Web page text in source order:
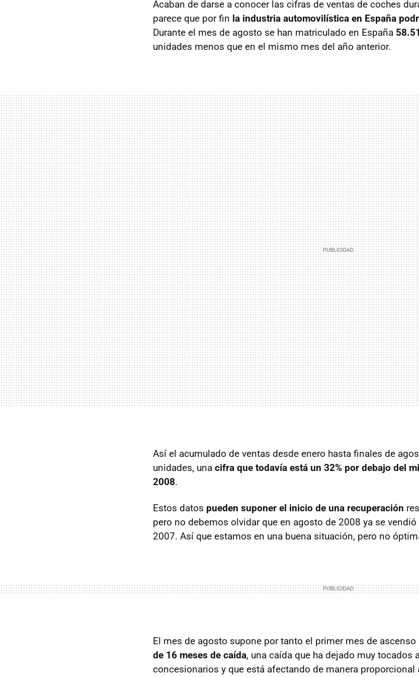
Acaban de darse a conocer las cifras de ventas de coches
parece que por fin la industria automovilística en España
Durante el mes de agosto se han matriculado en España
unidades menos que en el mismo mes del año anterior.
Así el acumulado de ventas desde enero hasta finales de
unidades, una cifra que todavía está un 32% por debajo del
2008.
Estos datos pueden suponer el inicio de una recuperación
pero no debemos olvidar que en agosto de 2008 ya se
2007. Así que estamos en una buena situación, pero no
El mes de agosto supone por tanto el primer mes de ascenso
de 16 meses de caída, una caída que ha dejado muy tocados
concesionarios y que está afectando de manera proporcional